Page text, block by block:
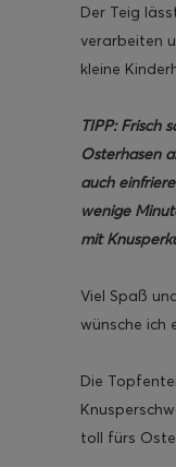
Der Teig
verarbeiten
kleine
TIPP: Frisch
Osterhasen
auch
wenige
mit
Viel Spaß
wünsche ich
Die
toll fürs